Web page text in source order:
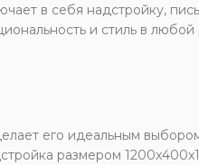
в себя надстройку,
и стиль в любой
его идеальным
размером